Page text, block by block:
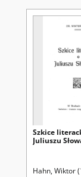
Szkice
Juliuszu
Hahn, Wiktor